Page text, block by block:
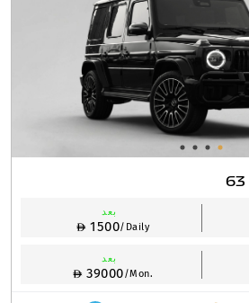
بعد
1500/Daily
بعد
39000/Mon.